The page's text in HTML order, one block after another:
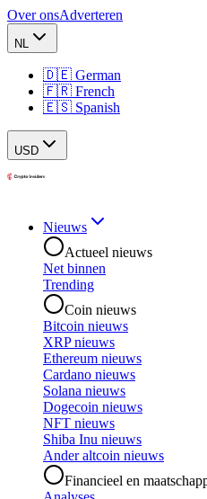
Over onsAdverteren
NL
🇩🇪 German
🇫🇷 French
🇪🇸 Spanish
USD
Nieuws
Actueel nieuws
Net binnen
Trending
Coin nieuws
Bitcoin nieuws
XRP nieuws
Ethereum nieuws
Cardano nieuws
Solana nieuws
Dogecoin nieuws
NFT nieuws
Shiba Inu nieuws
Ander altcoin nieuws
Financieel en